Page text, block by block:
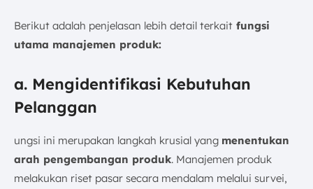
Berikut adalah penjelasan lebih detail terkait fungsi
utama manajemen produk:
a. Mengidentifikasi Kebutuhan
Pelanggan
ungsi ini merupakan langkah krusial yang menentukan
arah pengembangan produk. Manajemen produk
melakukan riset pasar secara mendalam melalui survei,